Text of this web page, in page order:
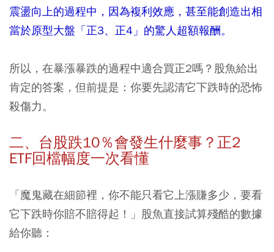
震盪向上的過程中，因為複利效應，甚至能創造出相
當於原型大盤「正3、正4」的驚人超額報酬。
所以，在暴漲暴跌的過程中適合買正2嗎？股魚給出
肯定的答案，但前提是： 你要先認清它下跌時的恐怖
殺傷力。
二、台股跌10％會發生什麼事？正2
ETF回檔幅度一次看懂
「魔鬼藏在細節裡，你不能只看它上漲賺多少，要看
它下跌時你賠不賠得起！」股魚直接試算殘酷的數據
給你聽：